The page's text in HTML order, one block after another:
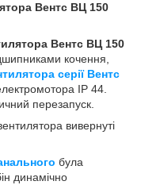
Вентс ВЦ 150
Вентс ВЦ 150
кочення,
серії Вентс
IP 44.
перезапуск.
вивернуті
була
динамічно